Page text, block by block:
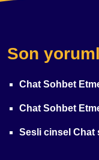
Son
Chat Sohbet
Chat Sohbet
Sesli cinsel Chat